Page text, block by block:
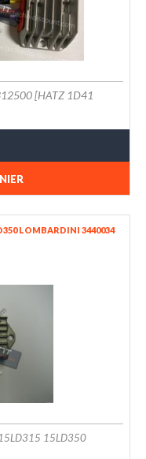
[HATZ 1D41
LOMBARDINI 3440034
15LD350